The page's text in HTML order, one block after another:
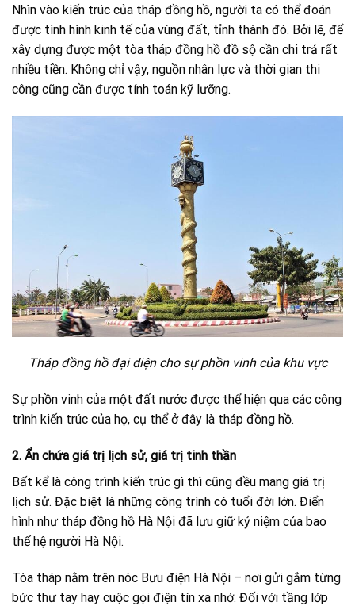
Nhìn vào kiến trúc của tháp đồng hồ, người ta có thể đoán
được tình hình kinh tế của vùng đất, tỉnh thành đó. Bởi lẽ, để
xây dựng được một tòa tháp đồng hồ đồ sộ cần chi trả rất
nhiều tiền. Không chỉ vậy, nguồn nhân lực và thời gian thi
công cũng cần được tính toán kỹ lưỡng.
Tháp đồng hồ đại diện cho sự phồn vinh của khu vực
Sự phồn vinh của một đất nước được thể hiện qua các công
trình kiến trúc của họ, cụ thể ở đây là tháp đồng hồ.
2. Ẩn chứa giá trị lịch sử, giá trị tinh thần
Bất kể là công trình kiến trúc gì thì cũng đều mang giá trị
lịch sử. Đặc biệt là những công trình có tuổi đời lớn. Điển
hình như tháp đồng hồ Hà Nội đã lưu giữ kỷ niệm của bao
thế hệ người Hà Nội.
Tòa tháp nằm trên nóc Bưu điện Hà Nội – nơi gửi gắm từng
bức thư tay hay cuộc gọi điện tín xa nhớ. Đối với tầng lớp